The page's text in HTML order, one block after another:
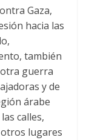
Gaza,
hacia las
también
guerra
y de
árabe
calles,
lugares